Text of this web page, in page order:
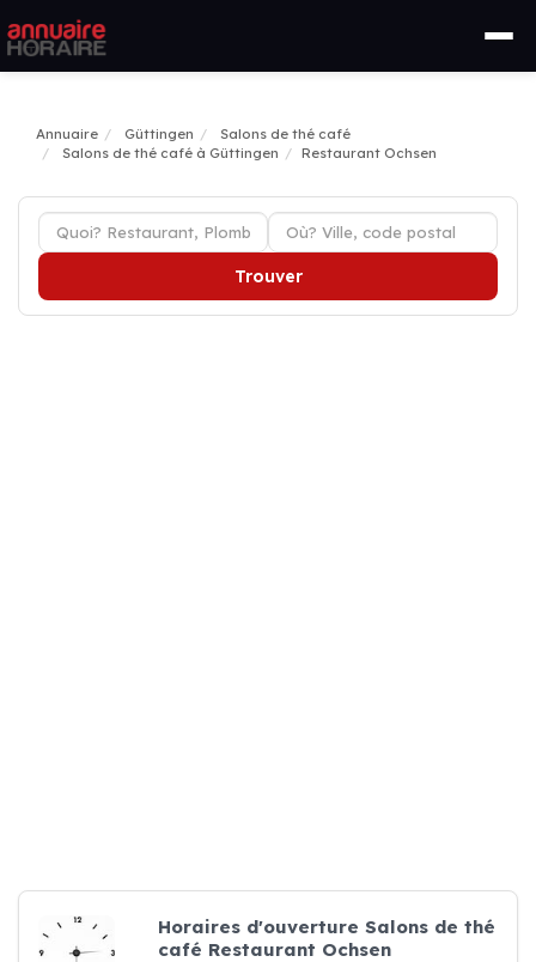
Annuaire Güttingen
Salons de thé café
Salons de thé café à Güttingen
Restaurant Ochsen
Trouver
Horaires d'ouverture Salons de thé
café Restaurant Ochsen